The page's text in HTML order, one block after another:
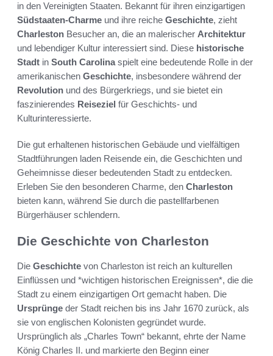
in den Vereinigten Staaten. Bekannt für ihren einzigartigen
Südstaaten-Charme und ihre reiche Geschichte, zieht
Charleston Besucher an, die an malerischer Architektur
und lebendiger Kultur interessiert sind. Diese historische
Stadt in South Carolinaspielt eine bedeutende Rolle in der
amerikanischen Geschichte, insbesondere während der
Revolution und des Bürgerkriegs, und sie bietet ein
faszinierendes Reiseziel für Geschichts- und
Kulturinteressierte.
Die gut erhaltenen historischen Gebäude und vielfältigen
Stadtführungen laden Reisende ein, die Geschichten und
Geheimnisse dieser bedeutenden Stadt zu entdecken.
Erleben Sie den besonderen Charme, den Charleston
bieten kann, während Sie durch die pastellfarbenen
Bürgerhäuser schlendern.
Die Geschichte von Charleston
Die Geschichte von Charleston ist reich an kulturellen
Einflüssen und *wichtigen historischen Ereignissen*, die die
Stadt zu einem einzigartigen Ort gemacht haben. Die
Ursprünge der Stadt reichen bis ins Jahr 1670 zurück, als
sie von englischen Kolonisten gegründet wurde.
Ursprünglich als „Charles Town“ bekannt, ehrte der Name
König Charles II. und markierte den Beginn einer